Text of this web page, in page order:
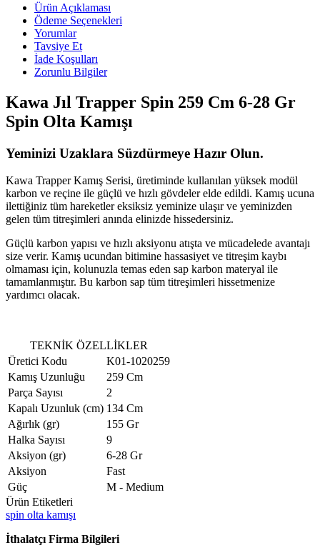
Ürün Açıklaması
Ödeme Seçenekleri
Yorumlar
Tavsiye Et
İade Koşulları
Zorunlu Bilgiler
Kawa Jıl Trapper Spin 259 Cm 6-28 Gr
Spin Olta Kamışı
Yeminizi Uzaklara Süzdürmeye Hazır Olun.
Kawa Trapper Kamış Serisi, üretiminde kullanılan yüksek modül
karbon ve reçine ile güçlü ve hızlı gövdeler elde edildi. Kamış ucuna
ilettiğiniz tüm hareketler eksiksiz yeminize ulaşır ve yeminizden
gelen tüm titreşimleri anında elinizde hissedersiniz.
Güçlü karbon yapısı ve hızlı aksiyonu atışta ve mücadelede avantajı
size verir. Kamış ucundan bitimine hassasiyet ve titreşim kaybı
olmaması için, kolunuzla temas eden sap karbon materyal ile
tamamlanmıştır. Bu karbon sap tüm titreşimleri hissetmenize
yardımcı olacak.
TEKNİK ÖZELLİKLER
Üretici Kodu
K01-1020259
Kamış Uzunluğu
259 Cm
Parça Sayısı
2
Kapalı Uzunluk (cm) 134 Cm
Ağırlık (gr)
155 Gr
Halka Sayısı
9
Aksiyon (gr)
6-28 Gr
Aksiyon
Fast
Güç
M - Medium
Ürün Etiketleri
spin olta kamışı
İthalatçı Firma Bilgileri